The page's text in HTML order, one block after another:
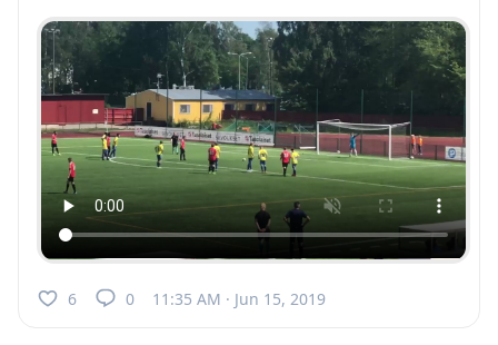
6 0 11:35 AM · Jun 15, 2019